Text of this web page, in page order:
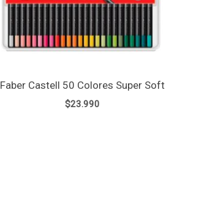
Faber Castell 50 Colores Super Soft
$23.990